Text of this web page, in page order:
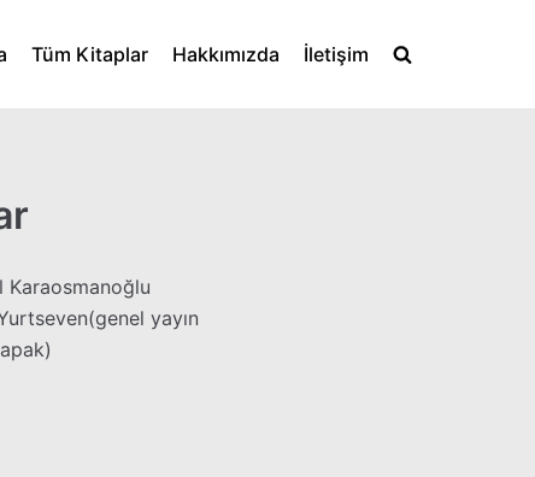
Tüm Kitaplar Hakkımızda İletişim
Karaosmanoğlu
yayın